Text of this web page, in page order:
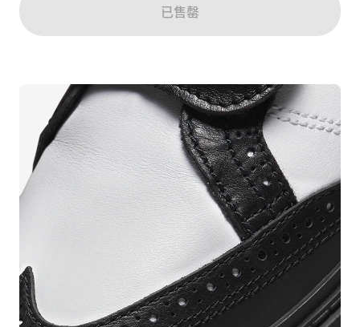
已售罄